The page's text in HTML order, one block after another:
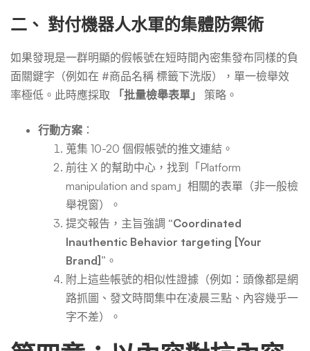
二、 對付機器人水軍的集體防禦術
如果發現是一群明顯的假帳號在短時間內密集發布同樣的負
面關鍵字（例如在 #商品名稱 標籤下洗版），單一檢舉效
率極低。此時應採取
「批量檢舉表單」 策略。
行動方案 ：
蒐集 10-20 個假帳號的推文連結。
前往 X 的幫助中心，找到「Platform
manipulation and spam」相關的表單（非一般檢
舉視窗）。
提交報告，主旨強調 “Coordinated
Inauthentic Behavior targeting [Your
Brand]” 。
附上這些帳號的相似性證據（例如：頭像都是網
路抓圖、發文時間集中在凌晨三點、內容幾乎一
字不差）。